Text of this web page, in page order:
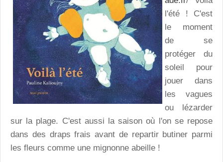
l'été ! C'est
le moment
de se
protéger du
soleil pour
jouer dans
les vagues
ou lézarder
sur la plage. C'est aussi la saison où l'on se repose
dans des draps frais avant de repartir butiner parmi
les fleurs comme une mignonne abeille !